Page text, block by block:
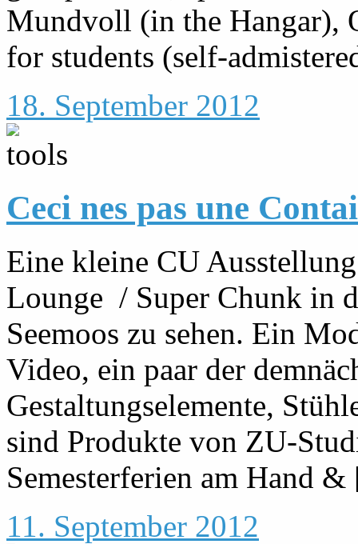
Mundvoll (in the Hangar),
for students (self-
18. September 2012
Ceci nes pas une
Eine kleine CU
Lounge / Super Chunk in
Seemoos zu sehen. Ein
Video, ein paar der
Gestaltungselemente,
sind Produkte von ZU-
Semesterferien am Hand
11. September 2012